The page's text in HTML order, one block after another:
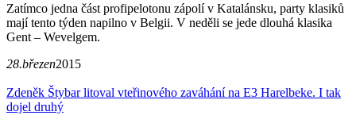
Zatímco jedna část profipelotonu zápolí v Katalánsku, party klasiků
mají tento týden napilno v Belgii. V neděli se jede dlouhá klasika
Gent – Wevelgem.
28.březen2015
Zdeněk Štybar litoval vteřinového zaváhání na E3 Harelbeke. I tak
dojel druhý